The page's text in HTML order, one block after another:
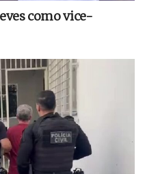
como vice-